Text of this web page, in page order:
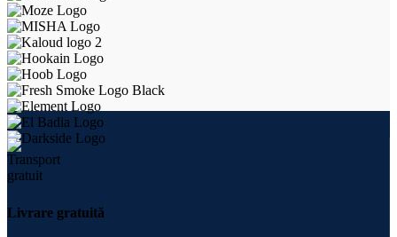
Livrare gratuită